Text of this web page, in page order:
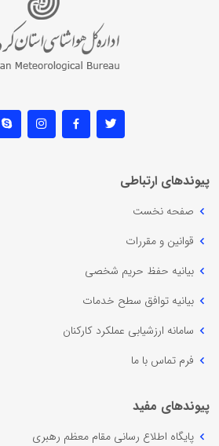
پیوندهای ارتباطی
صفحه نخست
قوانین و مقررات
بیانیه حفظ حریم شخصی
بیانیه توافق سطح خدمات
سامانه ارزشیابی عملکرد کارکنان
فرم تماس با ما
پیوندهای مفید
پایگاه اطلاع رسانی مقام معظم رهبری